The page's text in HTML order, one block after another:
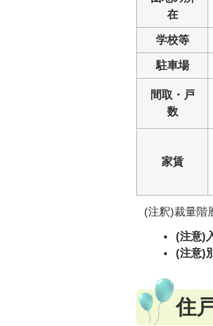
在
学校等
駐車場
間取・戸
数
家賃
(注釈)裁量階
(注意)
(注意)
住